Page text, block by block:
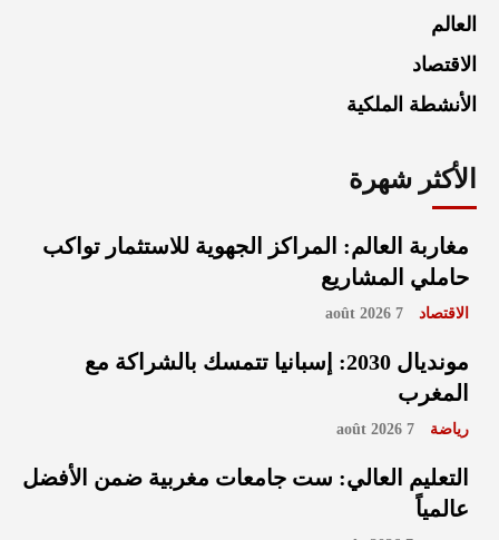
العالم
الاقتصاد
الأنشطة الملكية
الأكثر شهرة
مغاربة العالم: المراكز الجهوية للاستثمار تواكب
حاملي المشاريع
الاقتصاد 7 août 2026
مونديال 2030: إسبانيا تتمسك بالشراكة مع
المغرب
رياضة 7 août 2026
التعليم العالي: ست جامعات مغربية ضمن الأفضل
عالمياً